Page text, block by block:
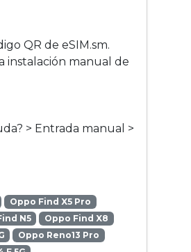
QR de eSIM.sm.
instalación manual de
> Entrada manual >
Oppo Find X5 Pro
N5
Oppo Find X8
Oppo Reno13 Pro